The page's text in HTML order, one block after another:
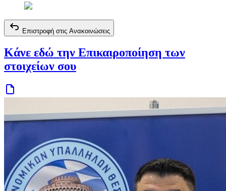
Επιστροφή στις Ανακοινώσεις
Κάνε εδώ την Επικαιροποίηση των
στοιχείων σου